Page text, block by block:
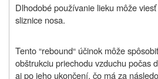
Dlhodobé používanie lieku môže
sliznice nosa.
Tento “rebound“ účinok môže
obštrukciu priechodu vzduchu počas
aj po jeho ukončení, čo má za